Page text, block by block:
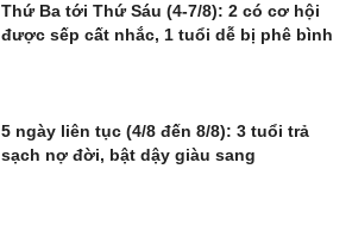
Thứ Ba tới Thứ Sáu (4-7/8): 2 có cơ hội
được sếp cất nhắc, 1 tuổi dễ bị phê bình
5 ngày liên tục (4/8 đến 8/8): 3 tuổi trả
sạch nợ đời, bật dậy giàu sang